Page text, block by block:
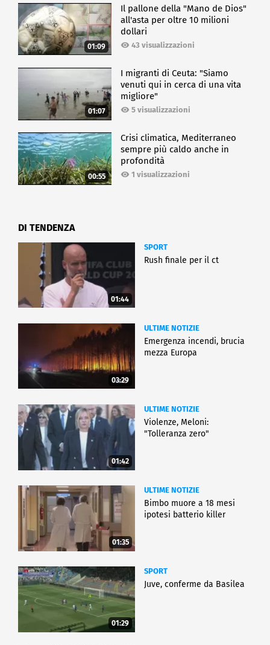
01:09
Il pallone della "Mano de Dios"
all'asta per oltre 10 milioni
dollari
43 visualizzazioni
01:07
I migranti di Ceuta: "Siamo
venuti qui in cerca di una vita
migliore"
5 visualizzazioni
00:55
Crisi climatica, Mediterraneo
sempre più caldo anche in
profondità
1 visualizzazioni
DI TENDENZA
01:44
SPORT
Rush finale per il ct
03:29
ULTIME NOTIZIE
Emergenza incendi, brucia
mezza Europa
01:42
ULTIME NOTIZIE
Violenze, Meloni:
"Tolleranza zero"
01:35
ULTIME NOTIZIE
Bimbo muore a 18 mesi
ipotesi batterio killer
01:29
SPORT
Juve, conferme da Basilea